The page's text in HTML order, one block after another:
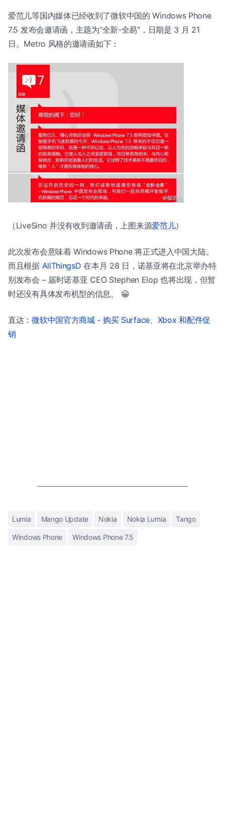
爱范儿等国内媒体已经收到了微软中国的 Windows Phone
7.5 发布会邀请函，主题为“全新-全易”，日期是 3 月 21
日。Metro 风格的邀请函如下：
（LiveSino 并没有收到邀请函，上图来源爱范儿）
此次发布会意味着 Windows Phone 将正式进入中国大陆。
而且根据 AllThingsD 在本月 28 日，诺基亚将在北京举办特
别发布会 – 届时诺基亚 CEO Stephen Elop 也将出现，但暂
时还没有具体发布机型的信息。 😀
直达：微软中国官方商城 - 购买 Surface、Xbox 和配件促
销
Lumia Mango Update Nokia Nokia Lumia Tango
Windows Phone Windows Phone 7.5